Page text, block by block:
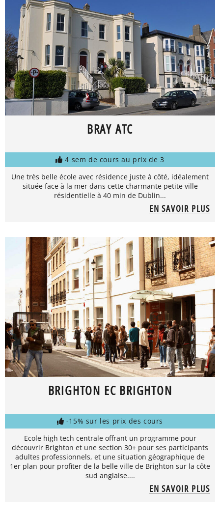
BRAY ATC
4 sem de cours au prix de 3
Une très belle école avec résidence juste à côté, idéalement
située face à la mer dans cette charmante petite ville
résidentielle à 40 min de Dublin...
EN SAVOIR PLUS
BRIGHTON EC BRIGHTON
-15% sur les prix des cours
Ecole high tech centrale offrant un programme pour
découvrir Brighton et une section 30+ pour ses participants
adultes professionnels, et une situation géographique de
1er plan pour profiter de la belle ville de Brighton sur la côte
sud anglaise....
EN SAVOIR PLUS